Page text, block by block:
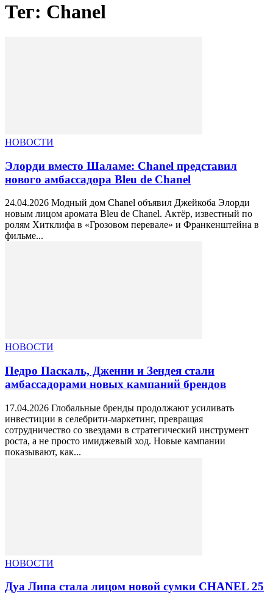
Тег: Chanel
НОВОСТИ
Элорди вместо Шаламе: Chanel представил
нового амбассадора Bleu de Chanel
24.04.2026 Модный дом Chanel объявил Джейкоба Элорди
новым лицом аромата Bleu de Chanel. Актёр, известный по
ролям Хитклифа в «Грозовом перевале» и Франкенштейна в
фильме...
НОВОСТИ
Педро Паскаль, Дженни и Зендея стали
амбассадорами новых кампаний брендов
17.04.2026 Глобальные бренды продолжают усиливать
инвестиции в селебрити-маркетинг, превращая
сотрудничество со звездами в стратегический инструмент
роста, а не просто имиджевый ход. Новые кампании
показывают, как...
НОВОСТИ
Дуа Липа стала лицом новой сумки CHANEL 25